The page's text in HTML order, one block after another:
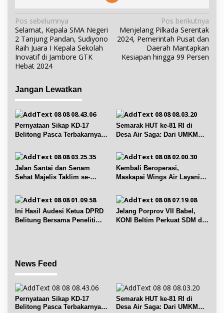
N
a
v
i
g
s
i
p
o
Pos sebelumnya
Selamat, Kepala SMA Negeri
2 Tanjung Pandan, Sudiyono
Raih Juara I Kepala Sekolah
Inovatif di Jambore GTK
Hebat 2024
Pos berikutnya
Menjelang Pilkada Serentak
2024, Pemerintah Pusat dan
Daerah Mantapkan
Kesiapan hingga 99 Persen
Jangan Lewatkan
Pernyataan Sikap KD-17
Belitong Pasca Terbakarnya
Semarak HUT ke-81 RI di
Desa Air Saga: Dari UMKM
Jalan Santai dan Senam
Sehat Majelis Taklim se-
Kembali Beroperasi,
Maskapai Wings Air Layani
Ini Hasil Audesi Ketua DPRD
Belitung Bersama Peneliti
Jelang Porprov VII Babel,
KONI Beltim Perkuat SDM di
News Feed
Pernyataan Sikap KD-17
Belitong Pasca Terbakarnya
Semarak HUT ke-81 RI di
Desa Air Saga: Dari UMKM